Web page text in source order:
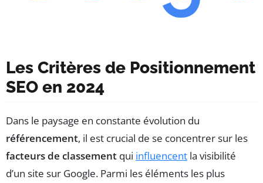
Les Critères de Positionnement
SEO en 2024
Dans le paysage en constante évolution du
référencement, il est crucial de se concentrer sur les
facteurs de classement qui influencent la visibilité
d’un site sur Google. Parmi les éléments les plus